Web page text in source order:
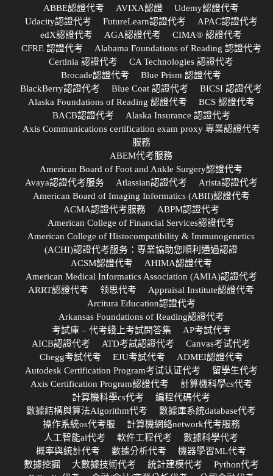
ABBE認證代考
AVIXA認證
Udemy認證代考
Udacity認證代考
FutureLearn認證代考
APAC認證代考
edX認證代考
AGA認證代考
CIMA® 認證代考
CFRE 認證代考
Alabama Foundations of Reading 認證代考
Certinia 認證代考
CA Technologies 認證代考
Brocade認證代考
Blue Prism 認證代考
BlackBerry認證代考
Blue Coat 認證代考
BICSI 認證代考
Alaska Foundations of Reading 認證代考
BCS 認證代考
BACB認證代考
Alaska Insurance 認證代考
Axis Communications certification exam proxy 專業認證代考
服務
ABEM代考服務
American Board of Foot and Ankle Surgery認證代考
Avaya認證代考服务
Atlassian認證代考
Arista認證代考
American Board of Imaging Informatics (ABII)認證代考
ACMA認證代考服務
ABPM認證代考
American College of Financial Services認證代考
American College of Histocompatibility & Immunogenetics
(ACHI)認證代考服务：專業協助您順利通過認證
ACSM認證代考
AHIMA認證代考
American Medical Informatics Association (AMIA)認證代考
ARRT認證代考
领思代考
Appraisal Institute認證代考
Arcitura Education認證代考
Arkansas Foundations of Reading認證代考
考試庫 – 代考綫上考試問答集
AP考試代考
AICB認證代考
ATD考試認證代考
Canvas考试代考
Chegg考試代考
EJU考試代考
ADMEI認證代考
Autodesk Certification Program考试认证代考
留學生代考
Axis Certification Program認證代考
計算機科學cs代考
計算機科學cs代考
編程代碼代考
數據結構與算法Algorithm代考
數據庫系統database代考
操作系統os代考服
計算機網絡network代考服務
人工智能ai代考
軟件工程代考
數據科學代考
概率與統計代考
數據分析代考
機器學習ML代考
數據挖掘
大數據技術代考 統計建模代考
Python代考